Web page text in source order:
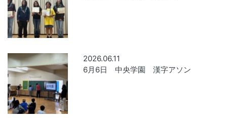
2026.06.11
6月6日 中央学園 漢字アソン